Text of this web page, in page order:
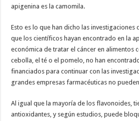
apigenina es la camomila.
Esto es lo que han dicho las
que los científicos hayan encontrado en la
económica de tratar el cáncer en alimentos
cebolla, el té o el pomelo, no han
financiados para continuar con las
grandes empresas farmacéuticas no
Al igual que la mayoría de los flavonoides,
antioxidantes, y según estudios, puede